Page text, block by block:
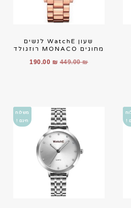
שעון WatchE לנשים
מחוגים MONACO רוזגולד
449.00
190.00 ₪
משלוח
חינם !